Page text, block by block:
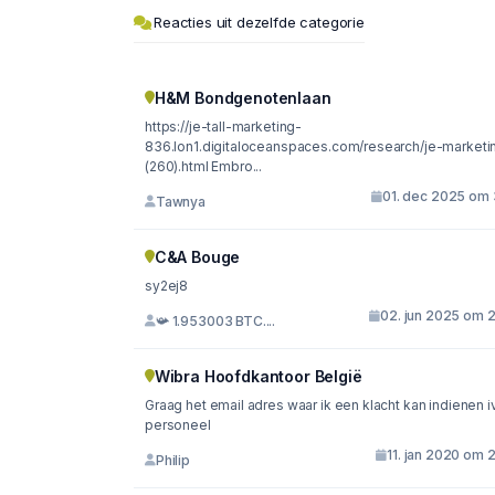
Reacties uit dezelfde categorie
H&M Bondgenotenlaan
https://je-tall-marketing-
836.lon1.digitaloceanspaces.com/research/je-
(260).html Embro...
Tawnya 01. dec 2025 om
C&A Bouge
sy2ej8
📯 1.953003 BTC.... 02. jun 2025 om
Wibra Hoofdkantoor België
Graag het email adres waar ik een klacht kan indienen
personeel
Philip 11. jan 2020 om